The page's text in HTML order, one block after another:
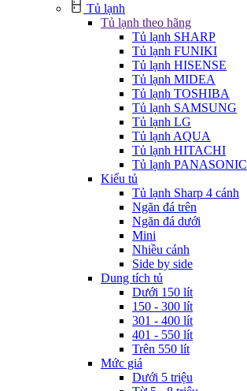
Tủ lạnh
Tủ lạnh theo hãng
Tủ lạnh SHARP
Tủ lạnh FUNIKI
Tủ lạnh HISENSE
Tủ lạnh MIDEA
Tủ lạnh TOSHIBA
Tủ lạnh SAMSUNG
Tủ lạnh LG
Tủ lạnh AQUA
Tủ lạnh HITACHI
Tủ lạnh PANASONIC
Kiểu tủ
Tủ lạnh Sharp 4 cánh
Ngăn đá trên
Ngăn đá dưới
Mini
Nhiều cánh
Side by side
Dung tích tủ
Dưới 150 lít
150 - 300 lít
301 - 400 lít
401 - 550 lít
Trên 550 lít
Mức giá
Dưới 5 triệu